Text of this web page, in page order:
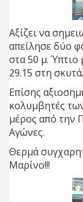
Αξίζει να
απείλησε δύο
στα 50 μ. Ύπτιο
29.15 στη
Επίσης
κολυμβητές
μέρος από την
Αγώνες.
Θερμά
Μαρίνο!!!